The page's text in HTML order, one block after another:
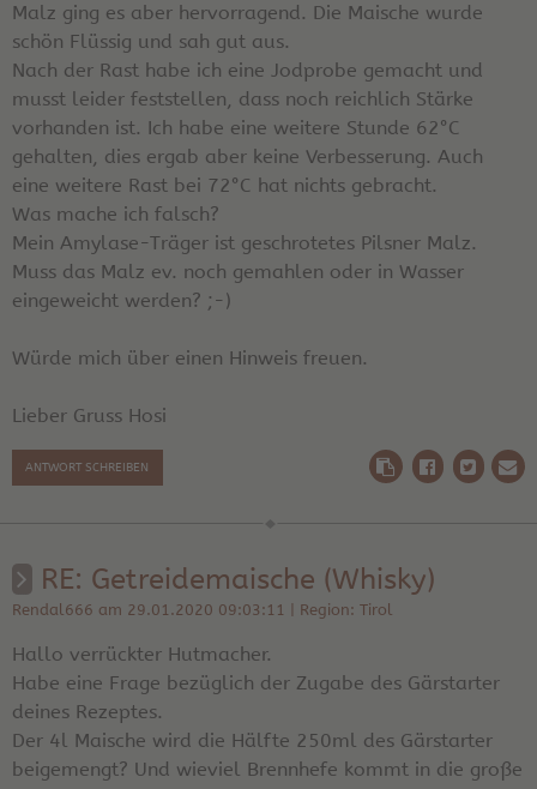
Malz ging es aber hervorragend. Die Maische wurde
schön Flüssig und sah gut aus.
Nach der Rast habe ich eine Jodprobe gemacht und
musst leider feststellen, dass noch reichlich Stärke
vorhanden ist. Ich habe eine weitere Stunde 62°C
gehalten, dies ergab aber keine Verbesserung. Auch
eine weitere Rast bei 72°C hat nichts gebracht.
Was mache ich falsch?
Mein Amylase-Träger ist geschrotetes Pilsner Malz.
Muss das Malz ev. noch gemahlen oder in Wasser
eingeweicht werden? ;-)
Würde mich über einen Hinweis freuen.
Lieber Gruss Hosi
ANTWORT SCHREIBEN
RE: Getreidemaische (Whisky)
Rendal666 am 29.01.2020 09:03:11 | Region: Tirol
Hallo verrückter Hutmacher.
Habe eine Frage bezüglich der Zugabe des Gärstarter
deines Rezeptes.
Der 4l Maische wird die Hälfte 250ml des Gärstarter
beigemengt? Und wieviel Brennhefe kommt in die große